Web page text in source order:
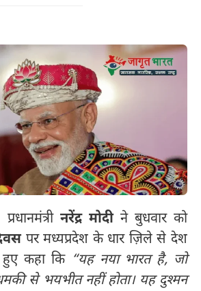
प्रधानमंत्री नरेंद्र मोदीने बुधवार को
पर मध्यप्रदेश के धार ज़िले से देश
कहा कि “यह नया भारत है, जो
से भयभीत नहीं होता। यह दुश्मन